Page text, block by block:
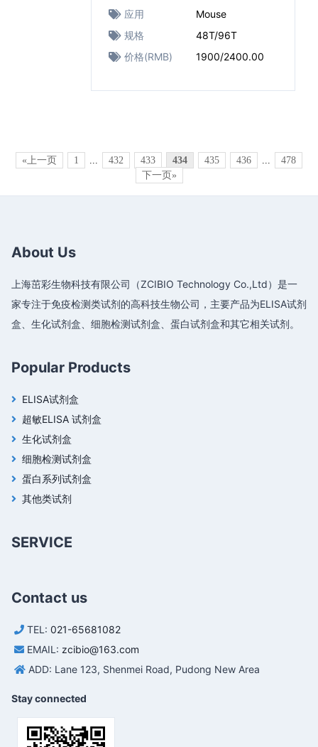
应用
Mouse
规格
48T/96T
价格(RMB)
1900/2400.00
«上一页 1 ... 432 433 434 435 436 ...
478
下一页»
About Us
上海茁彩生物科技有限公司（ZCIBIO Technology Co.,Ltd）是一
家专注于免疫检测类试剂的高科技生物公司，主要产品为ELISA试剂
盒、生化试剂盒、细胞检测试剂盒、蛋白试剂盒和其它相关试剂。
Popular Products
ELISA试剂盒
超敏ELISA 试剂盒
生化试剂盒
细胞检测试剂盒
蛋白系列试剂盒
其他类试剂
SERVICE
Contact us
TEL: 021-65681082
EMAIL: zcibio@163.com
ADD: Lane 123, Shenmei Road, Pudong New Area
Stay connected